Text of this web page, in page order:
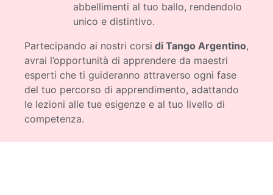
abbellimenti al tuo ballo, rendendolo
unico e distintivo.
Partecipando ai nostri corsi di Tango Argentino,
avrai l’opportunità di apprendere da maestri
esperti che ti guideranno attraverso ogni fase
del tuo percorso di apprendimento, adattando
le lezioni alle tue esigenze e al tuo livello di
competenza.